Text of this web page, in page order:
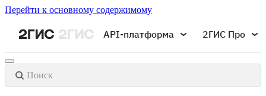
Перейти к основному содержимому
API-платформа 2ГИС Про
Поиск